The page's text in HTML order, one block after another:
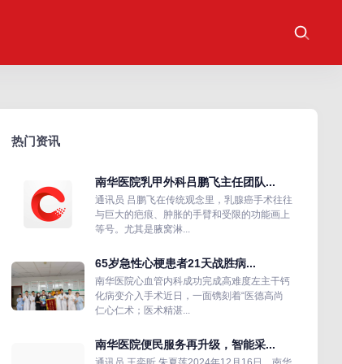
热门资讯
南华医院乳甲外科吕鹏飞主任团队...
通讯员 吕鹏飞在传统观念里，乳腺癌手术往往
与巨大的疤痕、肿胀的手臂和受限的功能画上
等号。尤其是腋窝淋...
65岁急性心梗患者21天战胜病...
南华医院心血管内科成功完成高难度左主干钙
化病变介入手术近日，一面镌刻着“医德高尚
仁心仁术；医术精湛...
南华医院便民服务再升级，智能采...